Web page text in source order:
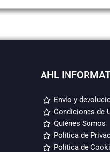
AHL
Envío y
Condiciones de
Quiénes Somos
Política de
Política de